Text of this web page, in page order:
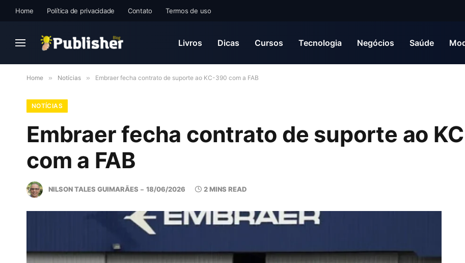
Home Política de privacidade Contato Termos de uso
Livros Dicas Cursos Tecnologia Negócios Saúde
Home » Notícias » Embraer fecha contrato de suporte ao KC-390 com a FAB
NOTÍCIAS
Embraer fecha contrato de suporte ao
com a FAB
NILSON TALES GUIMARÃES 18/06/2026 2 MINS READ